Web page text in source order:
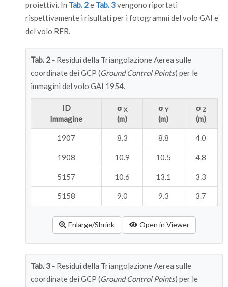
proiettivi. In Tab. 2e Tab. 3vengono riportati
rispettivamente i risultati per i fotogrammi del volo GAI e
del volo RER.
Tab. 2 - Residui della Triangolazione Aerea sulle
coordinate dei GCP (Ground Control Points) per le
immagini del volo GAI 1954.
ID
Immagine
σ X
(m)
σ Y
(m)
σ Z
(m)
1907 8.3 8.8 4.0
1908 10.9 10.5 4.8
5157 10.6 13.1 3.3
5158 9.0 9.3 3.7
Enlarge/Shrink Open in Viewer
Tab. 3 - Residui della Triangolazione Aerea sulle
coordinate dei GCP (Ground Control Points) per le